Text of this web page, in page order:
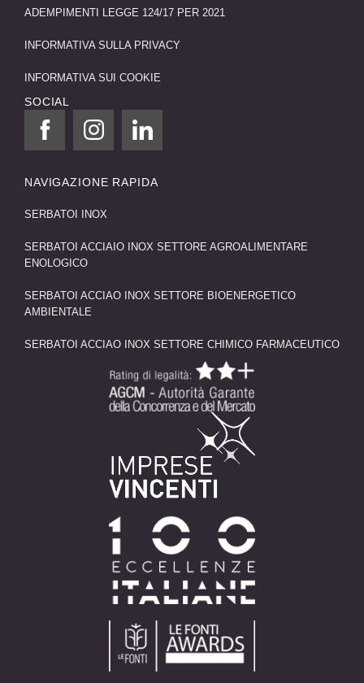
ADEMPIMENTI LEGGE 124/17 PER 2021
INFORMATIVA SULLA PRIVACY
INFORMATIVA SUI COOKIE
SOCIAL
NAVIGAZIONE RAPIDA
SERBATOI INOX
SERBATOI ACCIAIO INOX SETTORE AGROALIMENTARE
ENOLOGICO
SERBATOI ACCIAO INOX SETTORE BIOENERGETICO
AMBIENTALE
SERBATOI ACCIAO INOX SETTORE CHIMICO FARMACEUTICO